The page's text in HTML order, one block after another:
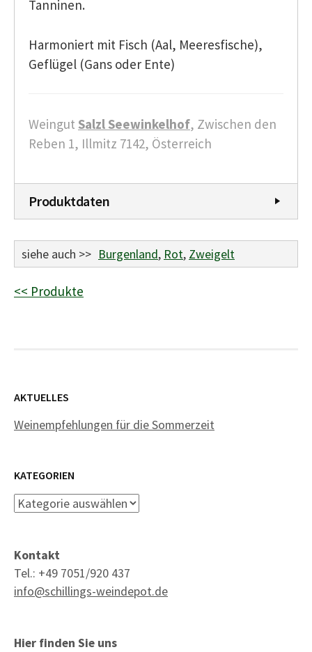
Tanninen.
Harmoniert mit Fisch (Aal, Meeresfische),
Geflügel (Gans oder Ente)
Weingut Salzl Seewinkelhof, Zwischen den
Reben 1, Illmitz 7142, Österreich
Produktdaten
siehe auch >> Burgenland, Rot, Zweigelt
<< Produkte
AKTUELLES
Weinempfehlungen für die Sommerzeit
KATEGORIEN
Kategorien
Kontakt
Tel.: +49 7051/920 437
info@schillings-weindepot.de
Hier finden Sie uns